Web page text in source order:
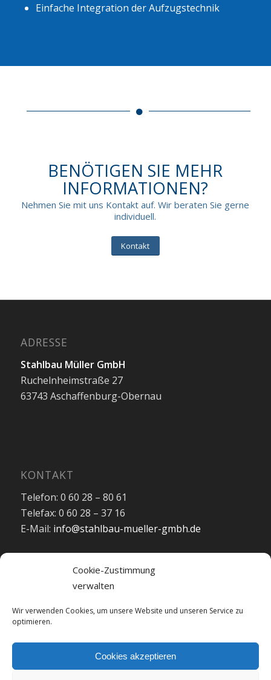
Cookie-Zustimmung
verwalten
Wir verwenden Cookies, um unsere Website und unseren Service zu
optimieren.
Cookies akzeptieren
Einfache Integration der Aufzugstechnik
BENÖTIGEN SIE MEHR
INFORMATIONEN?
Nehmen Sie mit uns Kontakt auf. Wir beraten Sie gerne
individuell.
Kontakt
ADRESSE
Stahlbau Müller GmbH
Ruchelnheimstraße 27
63743 Aschaffenburg-Obernau
KONTAKT
Telefon: 0 60 28 – 80 61
Telefax: 0 60 28 – 37 16
E-Mail: info@stahlbau-mueller-gmbh.de
Kontakt
Impressum
Datenschutz